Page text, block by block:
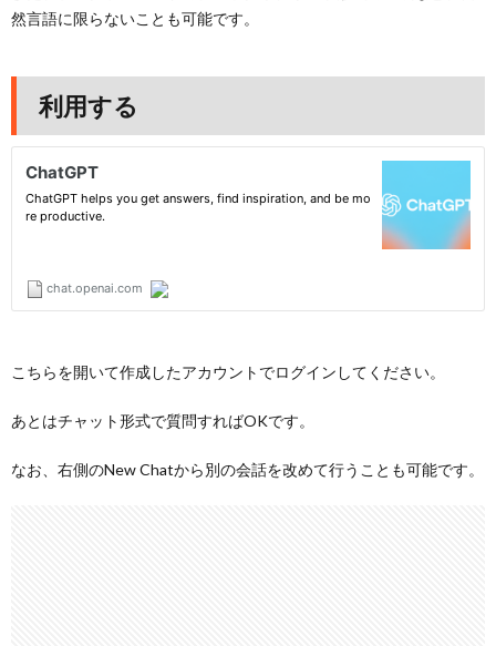
然言語に限らないことも可能です。
利用する
こちらを開いて作成したアカウントでログインしてください。
あとはチャット形式で質問すればOKです。
なお、右側のNew Chatから別の会話を改めて行うことも可能です。